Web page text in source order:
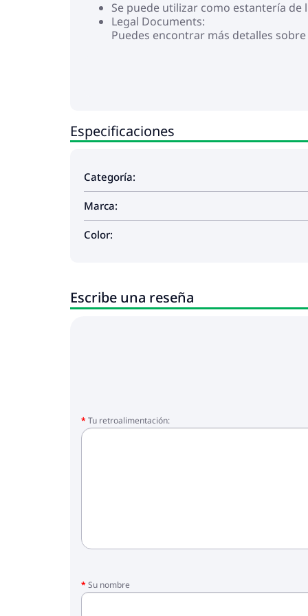
Se puede utilizar como estantería
Legal Documents:
Puedes encontrar más detalles
Especificaciones
Categoría:
Marca:
Color:
Escribe una reseña
Tu retroalimentación:
Su nombre